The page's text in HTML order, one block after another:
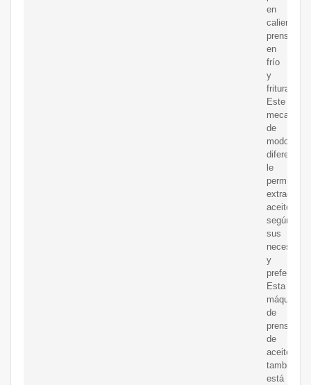
en
caliente,
prensado
en
frío
y
fritura.
Este
de
modo
diferente
le
permite
extraer
aceite
según
sus
y
Esta
máquina
de
prensado
de
aceite
también
está